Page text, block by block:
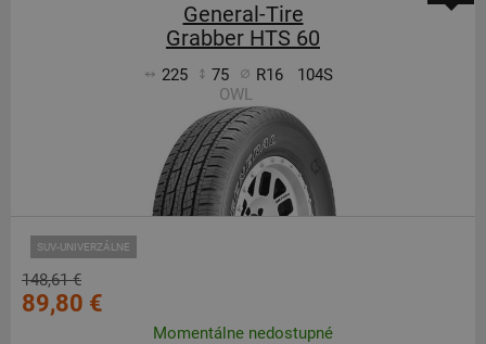
General-Tire
Grabber HTS 60
225 75 R16
104S
OWL
SUV-UNIVERZÁLNE
148,61 €
89,80 €
Momentálne nedostupné